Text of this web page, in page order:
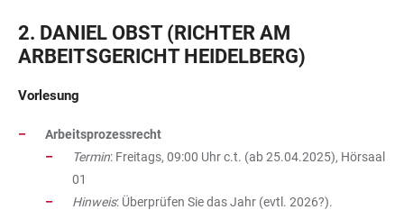
2. DANIEL OBST (RICHTER AM
ARBEITSGERICHT HEIDELBERG)
Vorlesung
Arbeitsprozessrecht
Termin: Freitags, 09:00 Uhr c.t. (ab 25.04.2025), Hörsaal
01
Hinweis: Überprüfen Sie das Jahr (evtl. 2026?).